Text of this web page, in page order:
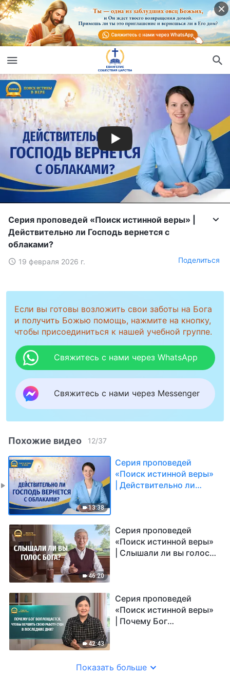
Серия проповедей «Поиск истинной веры» |
Действительно ли Господь вернется с
облаками?
19 февраля 2026 г. Поделиться
Если вы готовы возложить свои заботы на Бога
и получить Божью помощь, нажмите на кнопку,
чтобы присоединиться к нашей учебной группе.
Свяжитесь с нами через WhatsApp
Свяжитесь с нами через Messenger
Похожие видео 12/37
13:38
Серия проповедей
«Поиск истинной веры»
| Действительно ли
46:20
Серия проповедей
«Поиск истинной веры»
| Слышали ли вы голос
42:43
Серия проповедей
«Поиск истинной веры»
| Почему Бог
Показать больше